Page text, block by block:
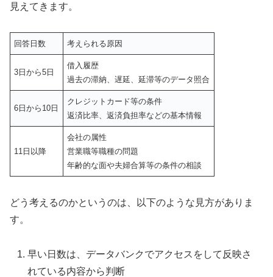
見えてきます。
回答日数 考えられる原因
3日から5日
借入履歴
過去の滞納、遅延、延滞等のデータ照合
6日から10日
クレジットカード等の条件
返済比率、返済負担率などの基本情報
11日以降
会社の属性
営業職等職種の問題
年齢的な面や夫婦合算等の条件の相談
どう考えるのかというのは、以下のような見方がありま
す。
早い日数は、データバンクでアクセスをして反映さ
れている内容から判断